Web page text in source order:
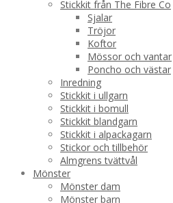
Stickkit från The Fibre Co
Sjalar
Tröjor
Koftor
Mössor och vantar
Poncho och västar
Inredning
Stickkit i ullgarn
Stickkit i bomull
Stickkit blandgarn
Stickkit i alpackagarn
Stickor och tillbehör
Almgrens tvättvål
Mönster
Mönster dam
Mönster barn